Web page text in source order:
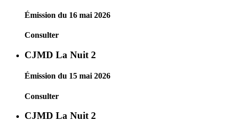
Émission du 16 mai 2026
Consulter
CJMD La Nuit 2
Émission du 15 mai 2026
Consulter
CJMD La Nuit 2